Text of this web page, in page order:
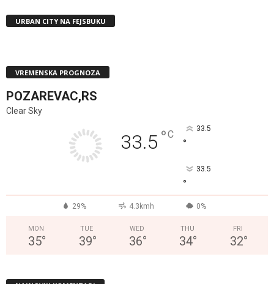
URBAN CITY NA FEJSBUKU
VREMENSKA PROGNOZA
POZAREVAC,RS
Clear Sky
33.5 °C 33.5
°
33.5
°
29% 4.3kmh 0%
MON
35°
TUE
39°
WED
36°
THU
34°
FRI
32°